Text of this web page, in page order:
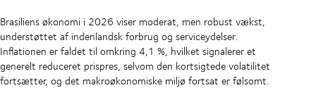
Brasiliens økonomi i 2026 viser moderat, men robust vækst,
understøttet af indenlandsk forbrug og serviceydelser.
Inflationen er faldet til omkring 4,1 %, hvilket signalerer et
generelt reduceret prispres, selvom den kortsigtede volatilitet
fortsætter, og det makroøkonomiske miljø fortsat er følsomt.